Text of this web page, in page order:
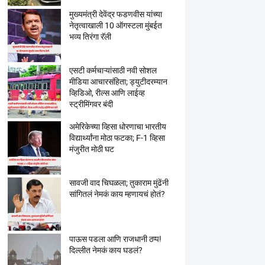
मुख्यमंत्री देवेंद्र फडणवीस यांच्या
नेतृत्वाखाली 10 ऑगस्टला मुंबईत
भव्य तिरंगा रॅली
एसटी कर्मचाऱ्यांसाठी नवी सोशल
मीडिया आचारसंहिता; ड्युटीदरम्यान
व्हिडिओ, रील्स आणि लाईव्ह
स्ट्रीमिंगवर बंदी
अमेरिकेच्या व्हिसा धोरणाचा भारतीय
विद्यार्थ्यांना मोठा फटका; F-1 व्हिसा
मंजुरीत मोठी घट
सावजी वाद चिघळला; तुकाराम मुंढेंनी
सांगितलं नेमकं काय म्हणायचं होतं?
पाऊस पडला आणि राजधानी ठप्प!
दिल्लीत नेमकं काय घडलं?